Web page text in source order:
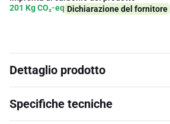
201 Kg CO₂-eq Dichiarazione del fornitore
Dettaglio prodotto
Specifiche tecniche